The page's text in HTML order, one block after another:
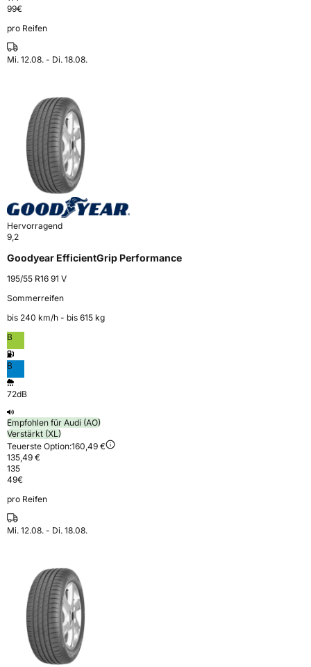
99€
pro Reifen
Mi. 12.08. - Di. 18.08.
Hervorragend
9,2
Goodyear EfficientGrip Performance
195/55 R16 91 V
Sommerreifen
bis 240 km⁠/⁠h - bis 615 kg
B
B
72dB
Empfohlen für Audi (AO)
Verstärkt (XL)
Teuerste Option:160,49 €
135,49 €
135
49€
pro Reifen
Mi. 12.08. - Di. 18.08.